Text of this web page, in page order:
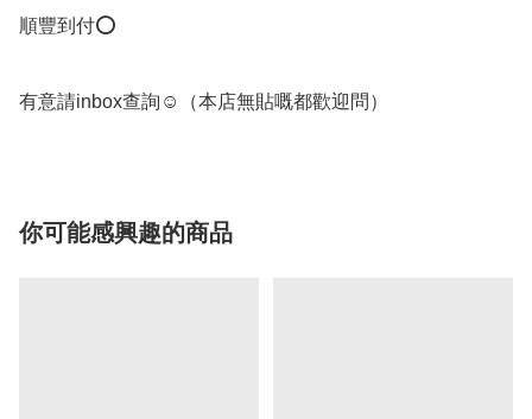
順豐到付⭕
有意請inbox查詢☺️（本店無貼嘅都歡迎問） 
你可能感興趣的商品